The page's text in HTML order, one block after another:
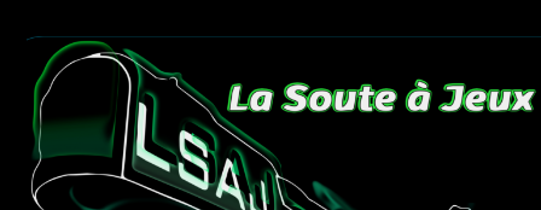
content